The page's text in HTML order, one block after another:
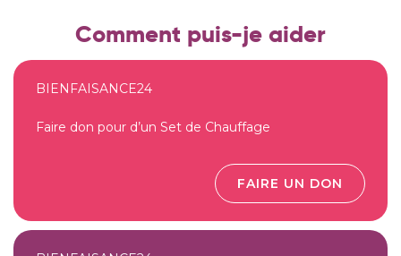
Comment puis-je aider
BIENFAISANCE24
Faire don pour d’un Set de Chauffage
FAIRE UN DON